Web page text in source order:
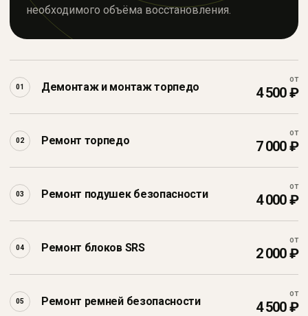
необходимого объёма восстановления.
01 Демонтаж и монтаж торпедо
от
4 500 ₽
02 Ремонт торпедо
от
7 000 ₽
03 Ремонт подушек безопасности
от
4 000 ₽
04 Ремонт блоков SRS
от
2 000 ₽
05 Ремонт ремней безопасности
от
4 500 ₽
Я ознакомлен с
согласие
Получить консультацию
НАШИ РАБОТЫ
Результат видно в деталях